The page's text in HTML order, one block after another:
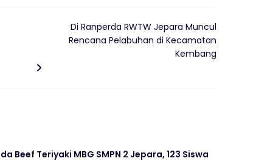
Di Ranperda RWTW Jepara Muncul
Rencana Pelabuhan di Kecamatan
Kembang
Beef Teriyaki MBG SMPN 2 Jepara, 123 Siswa